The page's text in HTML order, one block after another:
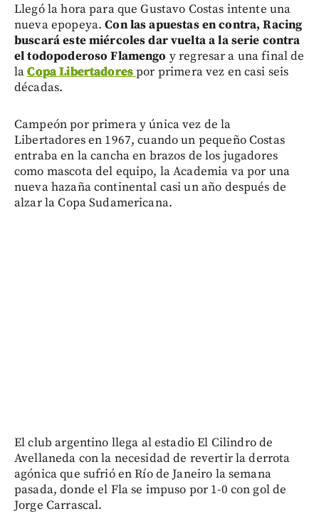
Llegó la hora para que Gustavo Costas intente una
nueva epopeya.Con las apuestas en contra, Racing
buscará este miércoles dar vuelta a la serie contra
el todopoderoso Flamengo y regresar a una final de
laCopa Libertadorespor primera vez en casi seis
décadas.
Campeón por primera y única vez de la
Libertadores en 1967, cuando un pequeño Costas
entraba en la cancha en brazos de los jugadores
como mascota del equipo, la Academia va por una
nueva hazaña continental casi un año después de
alzar la Copa Sudamericana.
El club argentino llega al estadio El Cilindro de
Avellaneda con la necesidad de revertir la derrota
agónica que sufrió en Río de Janeiro la semana
pasada, donde el Fla se impuso por 1-0 con gol de
Jorge Carrascal.